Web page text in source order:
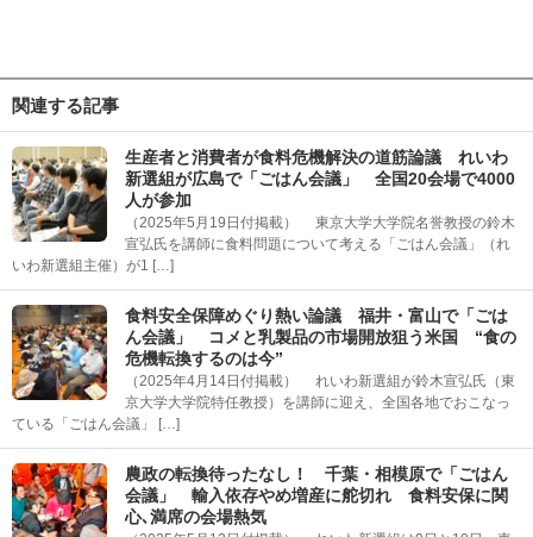
関連する記事
生産者と消費者が食料危機解決の道筋論議 れいわ
新選組が広島で「ごはん会議」 全国20会場で4000
人が参加
（2025年5月19日付掲載） 東京大学大学院名誉教授の鈴木
宣弘氏を講師に食料問題について考える「ごはん会議」（れ
いわ新選組主催）が1 […]
食料安全保障めぐり熱い論議 福井・富山で「ごは
ん会議」 コメと乳製品の市場開放狙う米国 “食の
危機転換するのは今”
（2025年4月14日付掲載） れいわ新選組が鈴木宣弘氏（東
京大学大学院特任教授）を講師に迎え、全国各地でおこなっ
ている「ごはん会議」 […]
農政の転換待ったなし！ 千葉・相模原で「ごはん
会議」 輸入依存やめ増産に舵切れ 食料安保に関
心､満席の会場熱気